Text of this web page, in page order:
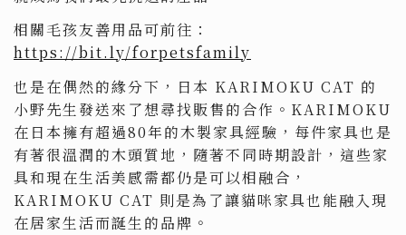
相關毛孩友善用品可前往：
https://bit.ly/forpetsfamily
也是在偶然的緣分下，日本 KARIMOKU CAT 的
小野先生發送來了想尋找販售的合作。KARIMOKU
在日本擁有超過80年的木製家具經驗，每件家具也是
有著很溫潤的木頭質地，隨著不同時期設計，這些家
具和現在生活美感需都仍是可以相融合，
KARIMOKU CAT 則是為了讓貓咪家具也能融入現
在居家生活而誕生的品牌。